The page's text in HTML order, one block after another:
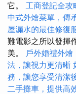
它。 工商登記全攻
中式外燴菜單，傳
屋漏水的最佳修復
難電影之所以發揮
美。 戶外婚禮外
法，讓視力更清晰
務，讓您享受清潔
二手攤車，提供高